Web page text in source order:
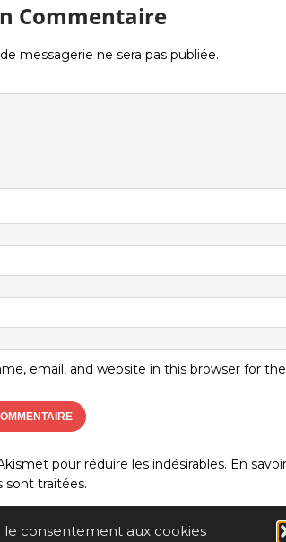
le consentement aux cookies
Commentaire
messagerie ne sera pas publiée.
email, and website in this browser for
pour réduire les indésirables. En
sont traitées.